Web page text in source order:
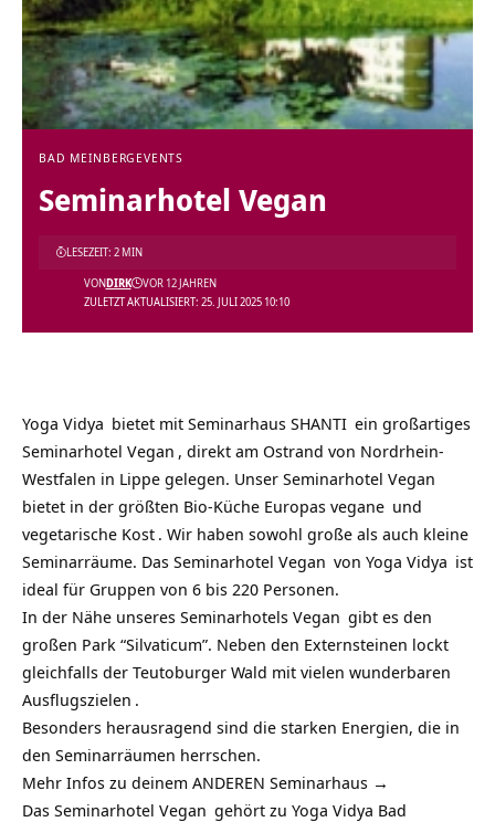
BAD MEINBERG EVENTS
Seminarhotel Vegan
ZULETZT AKTUALISIERT: 25. JULI 2025 10:10
VONDIRK VOR 12 JAHREN
LESEZEIT: 2 MIN
Yoga Vidya bietet mit Seminarhaus SHANTI ein großartiges
Seminarhotel Vegan , direkt am Ostrand von Nordrhein-
Westfalen in Lippe gelegen. Unser Seminarhotel Vegan
bietet in der größten Bio-Küche Europas vegane und
vegetarische Kost . Wir haben sowohl große als auch kleine
Seminarräume. Das Seminarhotel Vegan von Yoga Vidya ist
ideal für Gruppen von 6 bis 220 Personen.
In der Nähe unseres Seminarhotels Vegan gibt es den
großen Park “Silvaticum”. Neben den Externsteinen lockt
gleichfalls der Teutoburger Wald mit vielen wunderbaren
Ausflugszielen .
Besonders herausragend sind die starken Energien, die in
den Seminarräumen herrschen.
Mehr Infos zu deinem ANDEREN Seminarhaus →
Das Seminarhotel Vegan gehört zu Yoga Vidya Bad